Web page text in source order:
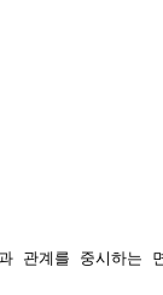
관계를 중시하는